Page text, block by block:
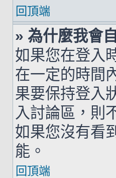
回頂端
» 為什麼我會
如果您在登入
在一定的時間
果要保持登入
入討論區，則
如果您沒有看
能。
回頂端